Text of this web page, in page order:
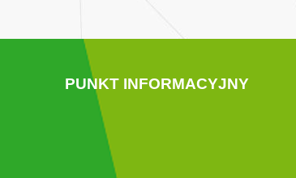
PUNKT INFORMACYJNY